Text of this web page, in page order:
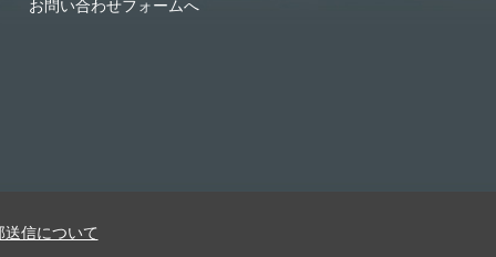
お問い合わせフォームへ
信について